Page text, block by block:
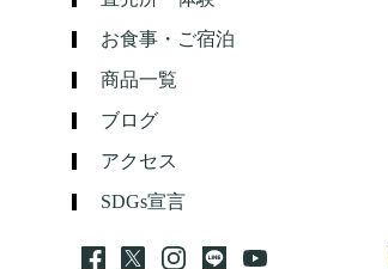
お食事・ご宿泊
商品一覧
ブログ
アクセス
SDGs宣言